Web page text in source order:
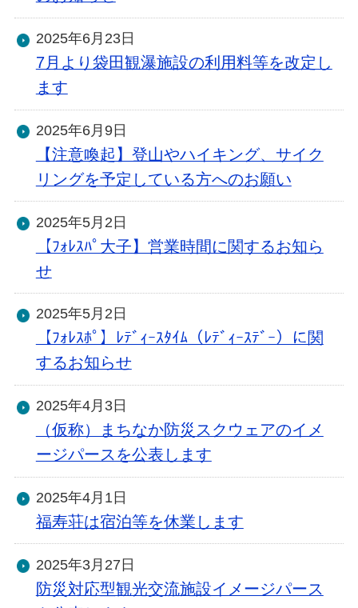
2025年6月23日
7月より袋田観瀑施設の利用料等を改定し
ます
2025年6月9日
【注意喚起】登山やハイキング、サイク
リングを予定している方へのお願い
2025年5月2日
【ﾌｫﾚｽﾊﾟ大子】営業時間に関するお知ら
せ
2025年5月2日
【ﾌｫﾚｽﾎﾟ】ﾚﾃﾞｨｰｽﾀｲﾑ（ﾚﾃﾞｨｰｽﾃﾞｰ）に関
するお知らせ
2025年4月3日
（仮称）まちなか防災スクウェアのイメ
ージパースを公表します
2025年4月1日
福寿荘は宿泊等を休業します
2025年3月27日
防災対応型観光交流施設イメージパース